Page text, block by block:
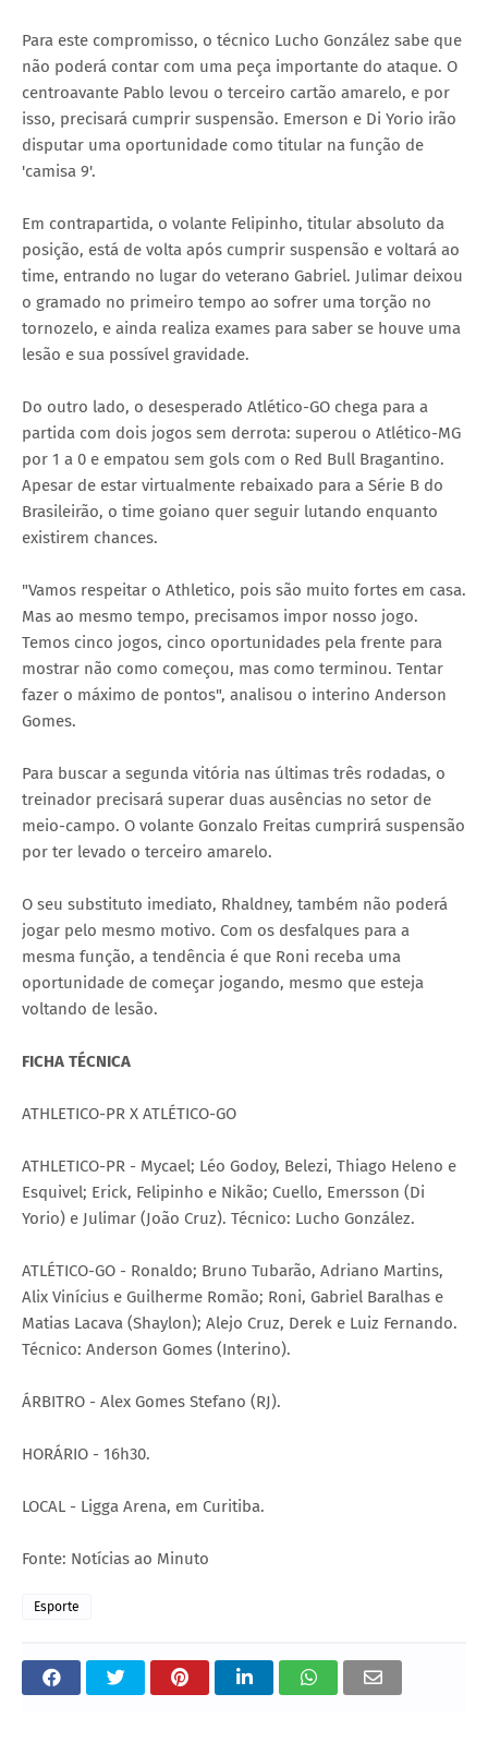
Para este compromisso, o técnico Lucho González sabe que
não poderá contar com uma peça importante do ataque. O
centroavante Pablo levou o terceiro cartão amarelo, e por
isso, precisará cumprir suspensão. Emerson e Di Yorio irão
disputar uma oportunidade como titular na função de
'camisa 9'.
Em contrapartida, o volante Felipinho, titular absoluto da
posição, está de volta após cumprir suspensão e voltará ao
time, entrando no lugar do veterano Gabriel. Julimar deixou
o gramado no primeiro tempo ao sofrer uma torção no
tornozelo, e ainda realiza exames para saber se houve uma
lesão e sua possível gravidade.
Do outro lado, o desesperado Atlético-GO chega para a
partida com dois jogos sem derrota: superou o Atlético-MG
por 1 a 0 e empatou sem gols com o Red Bull Bragantino.
Apesar de estar virtualmente rebaixado para a Série B do
Brasileirão, o time goiano quer seguir lutando enquanto
existirem chances.
"Vamos respeitar o Athletico, pois são muito fortes em casa.
Mas ao mesmo tempo, precisamos impor nosso jogo.
Temos cinco jogos, cinco oportunidades pela frente para
mostrar não como começou, mas como terminou. Tentar
fazer o máximo de pontos", analisou o interino Anderson
Gomes.
Para buscar a segunda vitória nas últimas três rodadas, o
treinador precisará superar duas ausências no setor de
meio-campo. O volante Gonzalo Freitas cumprirá suspensão
por ter levado o terceiro amarelo.
O seu substituto imediato, Rhaldney, também não poderá
jogar pelo mesmo motivo. Com os desfalques para a
mesma função, a tendência é que Roni receba uma
oportunidade de começar jogando, mesmo que esteja
voltando de lesão.
FICHA TÉCNICA
ATHLETICO-PR X ATLÉTICO-GO
ATHLETICO-PR - Mycael; Léo Godoy, Belezi, Thiago Heleno e
Esquivel; Erick, Felipinho e Nikão; Cuello, Emersson (Di
Yorio) e Julimar (João Cruz). Técnico: Lucho González.
ATLÉTICO-GO - Ronaldo; Bruno Tubarão, Adriano Martins,
Alix Vinícius e Guilherme Romão; Roni, Gabriel Baralhas e
Matias Lacava (Shaylon); Alejo Cruz, Derek e Luiz Fernando.
Técnico: Anderson Gomes (Interino).
ÁRBITRO - Alex Gomes Stefano (RJ).
HORÁRIO - 16h30.
LOCAL - Ligga Arena, em Curitiba.
Fonte: Notícias ao Minuto
Esporte